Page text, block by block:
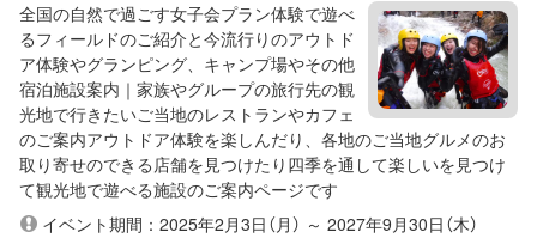
全国の自然で過ごす女子会プラン体験で遊べ
るフィールドのご紹介と今流行りのアウトド
ア体験やグランピング、キャンプ場やその他
宿泊施設案内｜家族やグループの旅行先の観
光地で行きたいご当地のレストランやカフェ
のご案内アウトドア体験を楽しんだり、各地のご当地グルメのお
取り寄せのできる店舗を見つけたり四季を通して楽しいを見つけ
て観光地で遊べる施設のご案内ページです
イベント期間：2025年2月3日（月） ～ 2027年9月30日（木）